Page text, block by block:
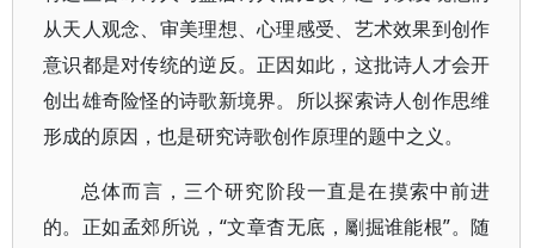
从天人观念、审美理想、心理感受、艺术效果到创作
意识都是对传统的逆反。正因如此，这批诗人才会开
创出雄奇险怪的诗歌新境界。所以探索诗人创作思维
形成的原因，也是研究诗歌创作原理的题中之义。
总体而言，三个研究阶段一直是在摸索中前进
的。正如孟郊所说，“文章杳无底，劚掘谁能根”。随